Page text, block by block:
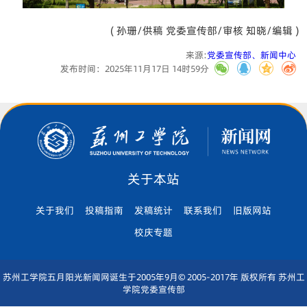
( 孙珊/供稿 党委宣传部/审核 知晓/编辑 )
来源:党委宣传部、新闻中心
发布时间：2025年11月17日 14时59分
关于本站
关于我们 投稿指南 发稿统计 联系我们
旧版网站
校庆专题
苏州工学院五月阳光新闻网诞生于2005年9月© 2005-2017年 版权所有 苏州工
学院党委宣传部